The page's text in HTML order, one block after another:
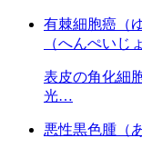
有棘細胞癌（
（へんぺいじ
表皮の角化細
光…
悪性黒色腫（